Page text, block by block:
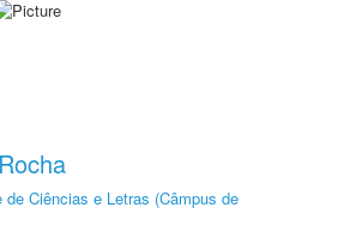
de Ciências e Letras (Câmpus de